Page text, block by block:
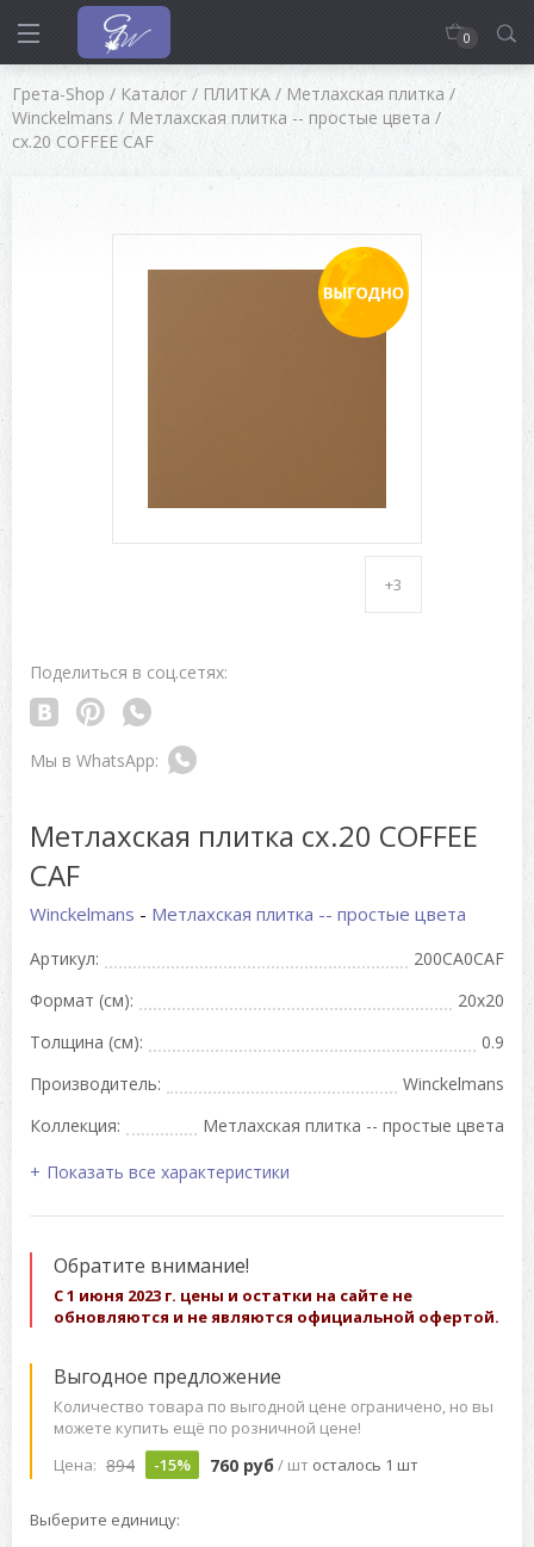
0
Грета-Shop / Каталог / ПЛИТКА / Метлахская плитка /
Winckelmans / Метлахская плитка -- простые цвета /
cx.20 COFFEE CAF
+3
Поделиться в соц.сетях:
Метлахская плитка cx.20 COFFEE
CAF
Winckelmans - Метлахская плитка -- простые цвета
Артикул:
200CA0CAF
Формат (см):
20x20
Толщина (см):
0.9
Производитель:
Winckelmans
Коллекция:
Метлахская плитка -- простые цвета
Показать все характеристики
Обратите внимание!
С 1 июня 2023 г. цены и остатки на сайте не
обновляются и не являются официальной офертой.
Выгодное предложение
Количество товара по выгодной цене ограничено, но вы
можете купить ещё по розничной цене!
Цена: 894 -15% 760 руб / шт осталось 1 шт
Выберите единицу: